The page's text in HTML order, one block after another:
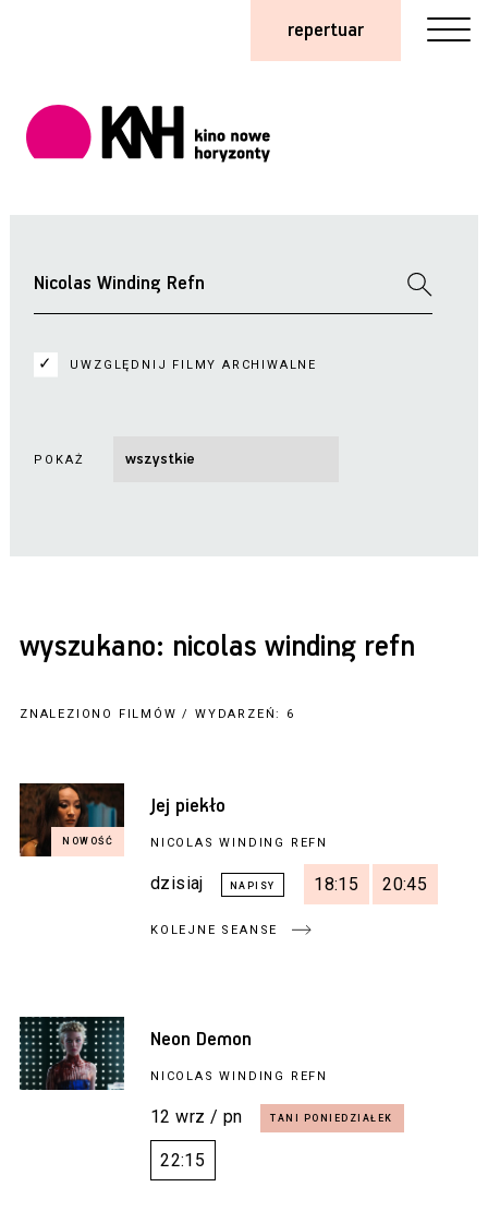
repertuar
UWZGLĘDNIJ FILMY ARCHIWALNE
POKAŻ
wyszukano: nicolas winding refn
ZNALEZIONO FILMÓW / WYDARZEŃ: 6
Jej piekło
NICOLAS WINDING REFN
dzisiaj 18:15 20:45
KOLEJNE SEANSE
Neon Demon
NICOLAS WINDING REFN
12 wrz / pn
22:15